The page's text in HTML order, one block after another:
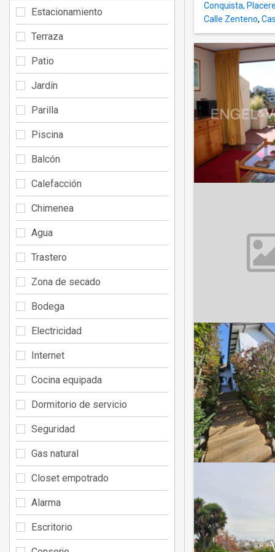
Conquista,
Calle Zenteno,
Estacionamiento
Terraza
Patio
Jardín
Parilla
Piscina
Balcón
Calefacción
Chimenea
Agua
Trastero
Zona de secado
Bodega
Electricidad
Internet
Cocina equipada
Dormitorio de servicio
Seguridad
Gas natural
Closet empotrado
Alarma
Escritorio